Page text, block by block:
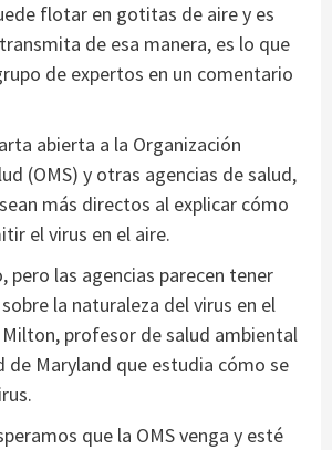
flotar en gotitas de aire y es
de esa manera, es lo que
de expertos en un comentario
abierta a la Organización
(OMS) y otras agencias de salud,
más directos al explicar cómo
el virus en el aire.
pero las agencias parecen tener
la naturaleza del virus en el
profesor de salud ambiental
de Maryland que estudia cómo se
que la OMS venga y esté